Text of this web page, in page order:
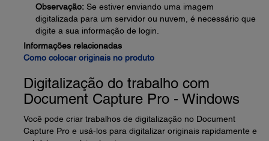
Observação: Se estiver enviando uma imagem
digitalizada para um servidor ou nuvem, é necessário que
digite a sua informação de login.
Informações relacionadas
Como colocar originais no produto
Digitalização do trabalho com
Document Capture Pro - Windows
Você pode criar trabalhos de digitalização no Document
Capture Pro e usá-los para digitalizar originais rapidamente e